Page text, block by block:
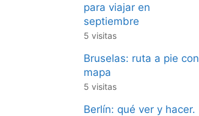
para viajar en
septiembre
5 visitas
Bruselas: ruta a pie con
mapa
5 visitas
Berlín: qué ver y hacer.